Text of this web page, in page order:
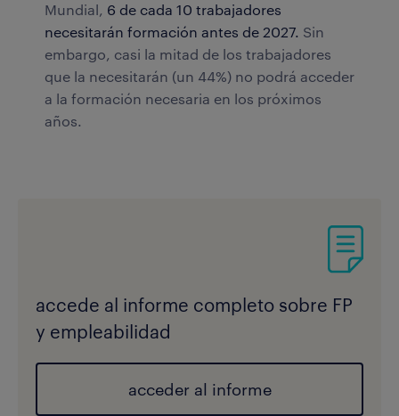
Mundial, 6 de cada 10 trabajadores
necesitarán formación antes de 2027. Sin
embargo, casi la mitad de los trabajadores
que la necesitarán (un 44%) no podrá acceder
a la formación necesaria en los próximos
años.
accede al informe completo sobre FP
y empleabilidad
acceder al informe